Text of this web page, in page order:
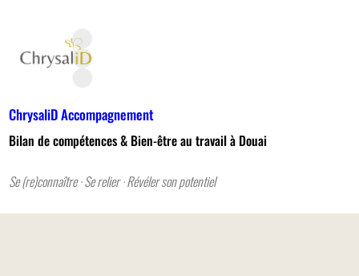
ChrysaliD Accompagnement
Bilan de compétences & Bien-être au travail à Douai
Se (re)connaître · Se relier · Révéler son potentiel